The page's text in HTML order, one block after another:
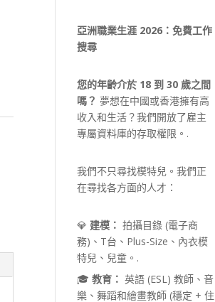
亞洲職業生涯 2026：免費工作
搜尋
您的年齡介於 18 到 30 歲之間
嗎？ 夢想在中國或香港擁有高
收入和生活？我們開放了雇主
專屬資料庫的存取權限。.
我們不只尋找模特兒。我們正
在尋找各方面的人才：
💎 建模： 拍攝目錄 (電子商
務)、T台、Plus-Size、內衣模
特兒、兒童。.
🎓教育： 英語 (ESL) 教師、音
樂、舞蹈和繪畫教師 (穩定 + 住